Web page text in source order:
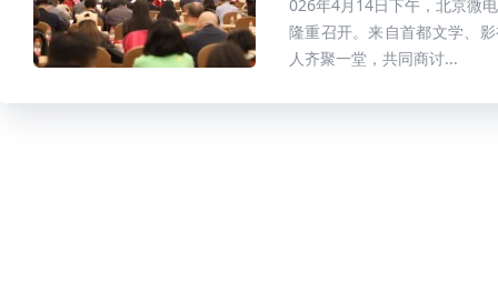
026年4月14日下午，北京微
隆重召开。来自首都文学、
人齐聚一堂，共同商讨...